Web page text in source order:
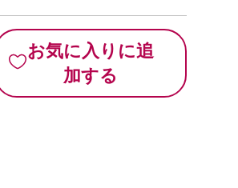
お気に入りに追
加する